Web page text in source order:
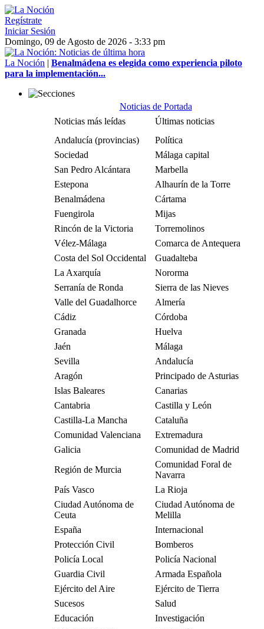
Regístrate
Iniciar Sesión
Domingo, 09 de Agosto de 2026 - 3:33 pm
La Noción | Benalmádena es elegida como experiencia piloto
para la implementación...
Noticias de Portada
Noticias más leídas
Últimas noticias
Andalucía (provincias)
Política
Sociedad
Málaga capital
San Pedro Alcántara
Marbella
Estepona
Alhaurín de la Torre
Benalmádena
Cártama
Fuengirola
Mijas
Rincón de la Victoria
Torremolinos
Vélez-Málaga
Comarca de Antequera
Costa del Sol Occidental
Guadalteba
La Axarquía
Nororma
Serranía de Ronda
Sierra de las Nieves
Valle del Guadalhorce
Almería
Cádiz
Córdoba
Granada
Huelva
Jaén
Málaga
Sevilla
Andalucía
Aragón
Principado de Asturias
Islas Baleares
Canarias
Cantabria
Castilla y León
Castilla-La Mancha
Cataluña
Comunidad Valenciana
Extremadura
Galicia
Comunidad de Madrid
Región de Murcia
Comunidad Foral de
Navarra
País Vasco
La Rioja
Ciudad Autónoma de
Ceuta
Ciudad Autónoma de
Melilla
España
Internacional
Protección Civil
Bomberos
Policía Local
Policía Nacional
Guardia Civil
Armada Española
Ejército del Aire
Ejército de Tierra
Sucesos
Salud
Educación
Investigación